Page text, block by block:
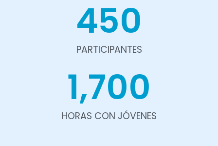
PARTICIPANTES
450
HORAS CON JÓVENES
1,700